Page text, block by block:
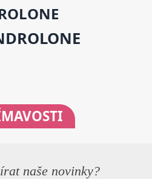
naše novinky?